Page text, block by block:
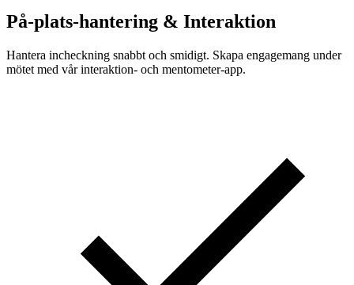
På-plats-hantering & Interaktion
Hantera incheckning snabbt och smidigt. Skapa engagemang under
mötet med vår interaktion- och mentometer-app.